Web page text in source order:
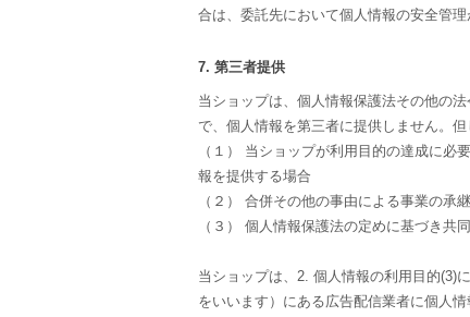
合は、委託先において個人情報の安全管
7. 第三者提供
当ショップは、個人情報保護法その他の
で、個人情報を第三者に提供しません。
（１） 当ショップが利用目的の達成に
報を提供する場合
（２） 合併その他の事由による事業の承
（３） 個人情報保護法の定めに基づき共
当ショップは、2. 個人情報の利用目的(3)
をいいます）にある広告配信業者に個人情